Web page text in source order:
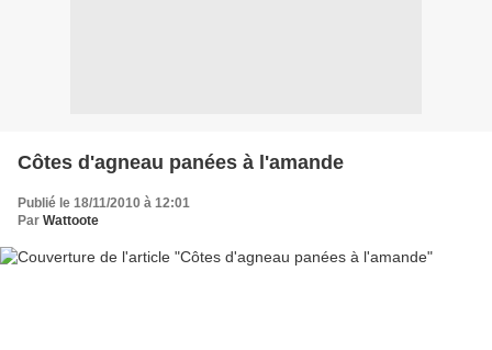
Côtes d'agneau panées à l'amande
Publié le 18/11/2010 à 12:01
Par Wattoote